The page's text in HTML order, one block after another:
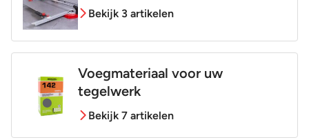
Bekijk 3 artikelen
Voegmateriaal voor uw
tegelwerk
Bekijk 7 artikelen